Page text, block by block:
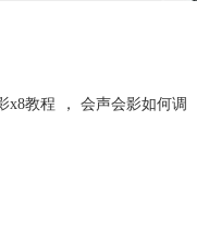
材运动速度
用会声会影画中画滤镜设
中的变化，所以想要掌控素
置，要是想要加快速度可以
x8教程 ，
会声会影如何调